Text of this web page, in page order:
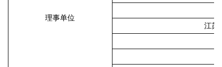
理事单位
江苏